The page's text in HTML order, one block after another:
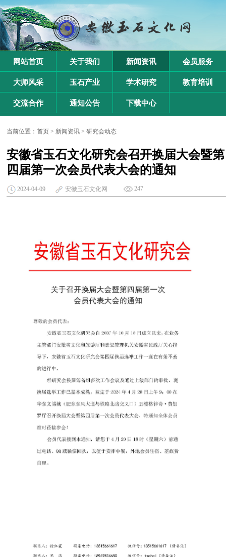
网站首页 关于我们 新闻资讯 会员服务
大师风采 玉石产业 学术研究 教育培训
交流合作 通知公告 下载中心
当前位置：首页 > 新闻资讯 >研究会动态
安徽省玉石文化研究会召开换届大会暨第
四届第一次会员代表大会的通知
2024-04-09 安徽玉石文化网 247